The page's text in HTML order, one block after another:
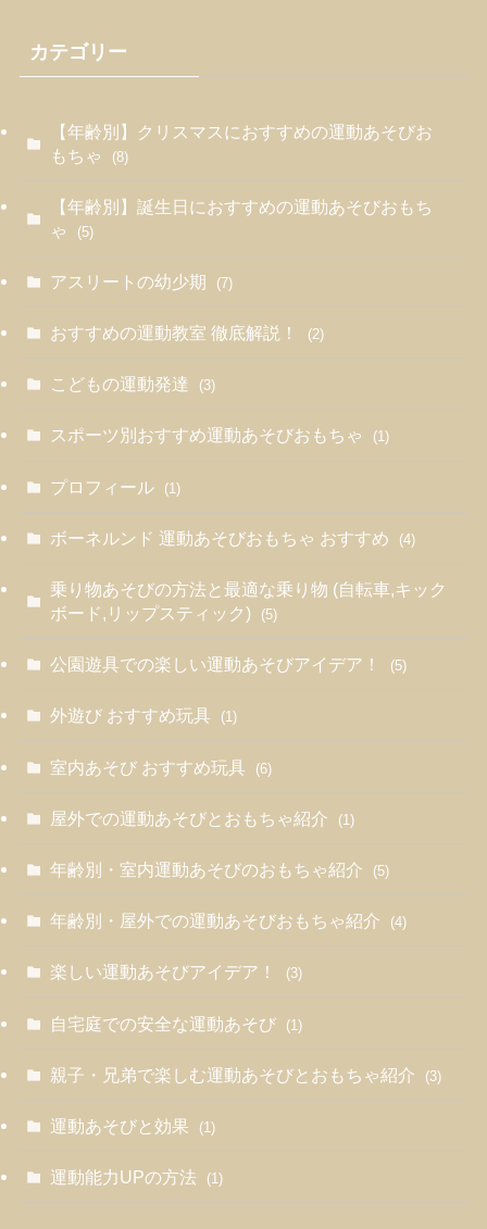
カテゴリー
【年齢別】クリスマスにおすすめの運動あそびお
もちゃ
(8)
【年齢別】誕生日におすすめの運動あそびおもち
ゃ
(5)
アスリートの幼少期 (7)
おすすめの運動教室 徹底解説！ (2)
こどもの運動発達 (3)
スポーツ別おすすめ運動あそびおもちゃ (1)
プロフィール (1)
ボーネルンド 運動あそびおもちゃ おすすめ (4)
乗り物あそびの方法と最適な乗り物 (自転車,キック
ボード,リップスティック)
(5)
公園遊具での楽しい運動あそびアイデア！ (5)
外遊び おすすめ玩具 (1)
室内あそび おすすめ玩具 (6)
屋外での運動あそびとおもちゃ紹介 (1)
年齢別・室内運動あそびのおもちゃ紹介 (5)
年齢別・屋外での運動あそびおもちゃ紹介 (4)
楽しい運動あそびアイデア！ (3)
自宅庭での安全な運動あそび (1)
親子・兄弟で楽しむ運動あそびとおもちゃ紹介 (3)
運動あそびと効果 (1)
運動能力UPの方法 (1)